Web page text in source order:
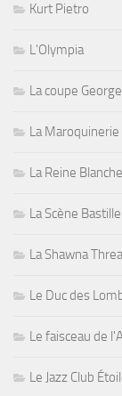
Kurt Pietro
L'Olympia
La coupe
La Maroquinerie
La Reine Blanche
La Scène Bastille
La Shawna
Le Duc des
Le faisceau de
Le Jazz Club